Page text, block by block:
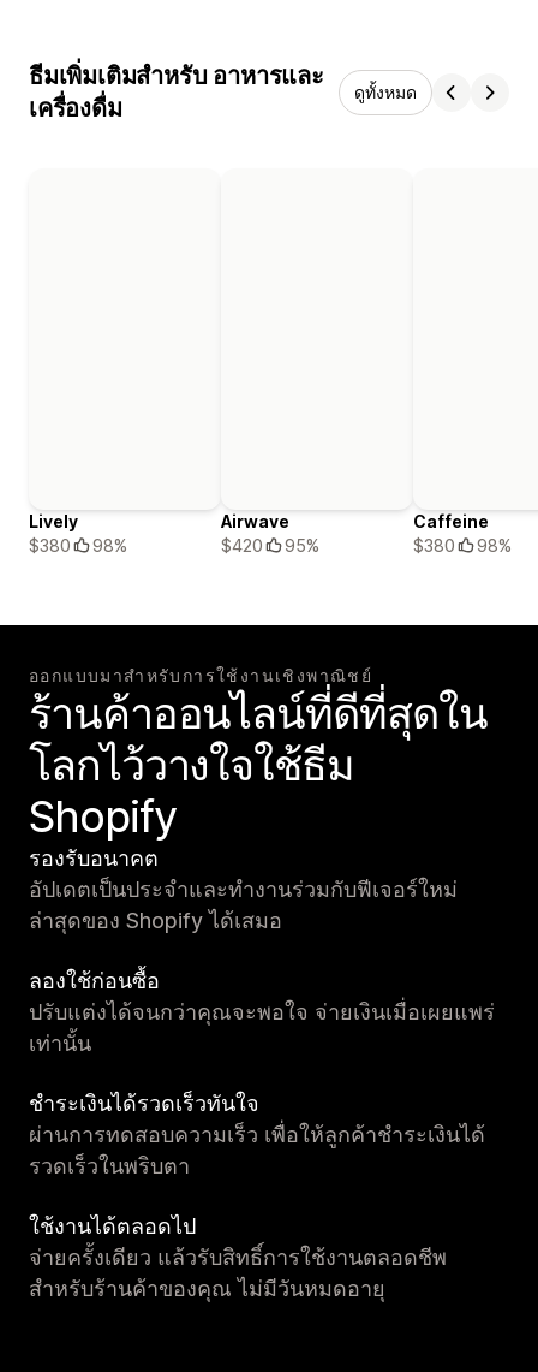
ธีมเพิ่มเติมสำหรับ อาหารและ
เครื่องดื่ม
ดูทั้งหมด
Lively
$380
98%
Airwave
$420
95%
Caffeine
$380
98%
ออกแบบมาสำหรับการใช้งานเชิงพาณิชย์
ร้านค้าออนไลน์ที่ดีที่สุดใน
โลกไว้วางใจใช้ธีม
Shopify
รองรับอนาคต
อัปเดตเป็นประจำและทำงานร่วมกับฟีเจอร์ใหม่
ล่าสุดของ Shopify ได้เสมอ
ลองใช้ก่อนซื้อ
ปรับแต่งได้จนกว่าคุณจะพอใจ จ่ายเงินเมื่อเผยแพร่
เท่านั้น
ชำระเงินได้รวดเร็วทันใจ
ผ่านการทดสอบความเร็ว เพื่อให้ลูกค้าชำระเงินได้
รวดเร็วในพริบตา
ใช้งานได้ตลอดไป
จ่ายครั้งเดียว แล้วรับสิทธิ์การใช้งานตลอดชีพ
สำหรับร้านค้าของคุณ ไม่มีวันหมดอายุ